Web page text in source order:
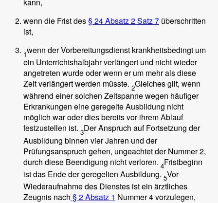
wenn die Frist des§ 24 Absatz 2 Satz 7 überschritten
ist,
1wenn der Vorbereitungsdienst krankheitsbedingt um
ein Unterrichtshalbjahr verlängert und nicht wieder
angetreten wurde oder wenn er um mehr als diese
Zeit verlängert werden müsste. 2Gleiches gilt, wenn
während einer solchen Zeitspanne wegen häufiger
Erkrankungen eine geregelte Ausbildung nicht
möglich war oder dies bereits vor ihrem Ablauf
festzustellen ist. 3Der Anspruch auf Fortsetzung der
Ausbildung binnen vier Jahren und der
Prüfungsanspruch gehen, ungeachtet der Nummer 2,
durch diese Beendigung nicht verloren. 4Fristbeginn
ist das Ende der geregelten Ausbildung. 5Vor
Wiederaufnahme des Dienstes ist ein ärztliches
Zeugnis nach § 2 Absatz 1 Nummer 4 vorzulegen,